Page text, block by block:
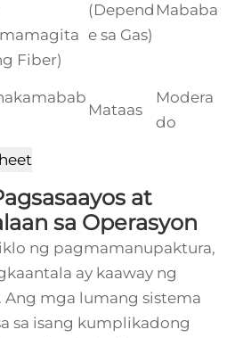
Fiber)
(Depend
e sa Gas)
Mababa
Mataas
Modera
do
at
sa Operasyon
ng pagmamanupaktura,
ay kaaway ng
Ang mga lumang sistema
sa isang kumplikadong